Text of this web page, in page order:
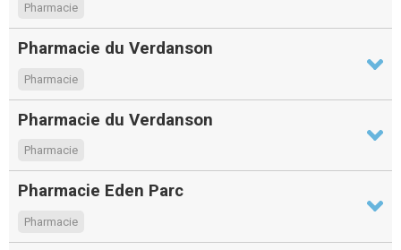
Pharmacie
Pharmacie du Verdanson
Pharmacie
Pharmacie du Verdanson
Pharmacie
Pharmacie Eden Parc
Pharmacie